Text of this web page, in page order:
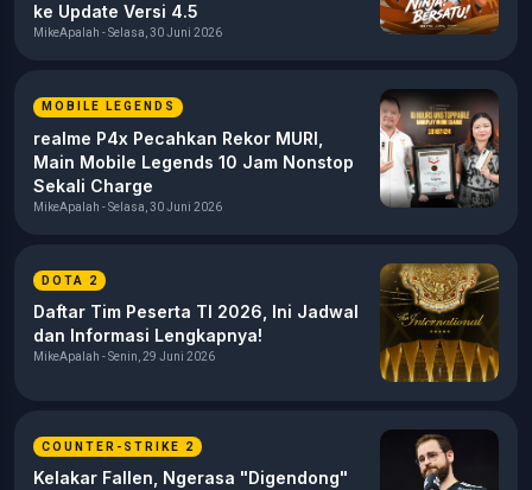
ke Update Versi 4.5
MikeApalah - Selasa, 30 Juni 2026
MOBILE LEGENDS
realme P4x Pecahkan Rekor MURI,
Main Mobile Legends 10 Jam Nonstop
Sekali Charge
MikeApalah - Selasa, 30 Juni 2026
DOTA 2
Daftar Tim Peserta TI 2026, Ini Jadwal
dan Informasi Lengkapnya!
MikeApalah - Senin, 29 Juni 2026
COUNTER-STRIKE 2
Kelakar Fallen, Ngerasa "Digendong"